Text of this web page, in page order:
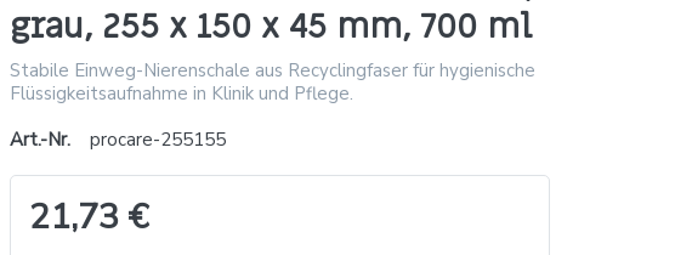
grau, 255 x 150 x 45 mm, 700 ml
Stabile Einweg-Nierenschale aus Recyclingfaser für hygienische
Flüssigkeitsaufnahme in Klinik und Pflege.
Art.-Nr.
procare-255155
21,73 €